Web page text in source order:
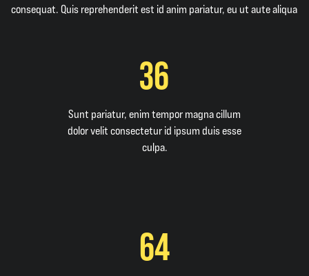
consequat. Quis reprehenderit est id anim pariatur, eu ut aute aliqua
36
Sunt pariatur, enim tempor magna cillum
dolor velit consectetur id ipsum duis esse
culpa.
64